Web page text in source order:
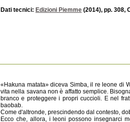
Dati tecnici: Edizioni Piemme (2014), pp. 308,
«Hakuna matata» diceva Simba, il re leone di
vita nella savana non è affatto semplice.
branco e proteggere i propri cuccioli. E nel
baobab.
Come d'altronde, prescindendo dal contesto,
Ecco che, allora, i leoni possono insegnarci